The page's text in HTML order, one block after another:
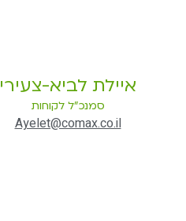
איילת לביא-צעירי
סמנכ"ל לקוחות
Ayelet@comax.co.il